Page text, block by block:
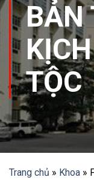
BẢN
TỘC
Trang chủ » Khoa »